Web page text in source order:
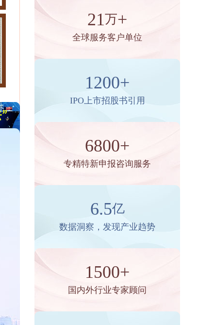
21万+
全球服务客户单位
1200+
IPO上市招股书引用
6800+
专精特新申报咨询服务
6.5亿
数据洞察，发现产业趋势
1500+
国内外行业专家顾问